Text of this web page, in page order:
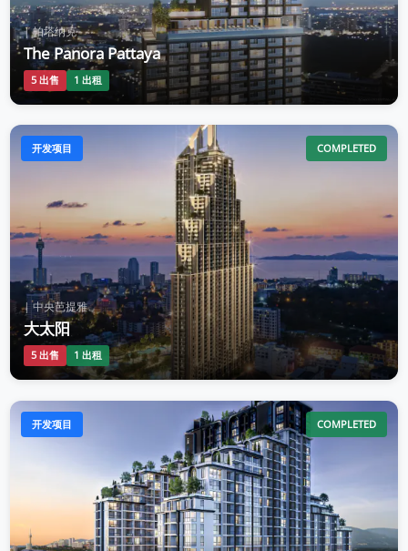
| 帕塔纳克
The Panora Pattaya
5 出售 1 出租
开发项目 COMPLETED
| 中央芭提雅
大太阳
5 出售 1 出租
开发项目 COMPLETED